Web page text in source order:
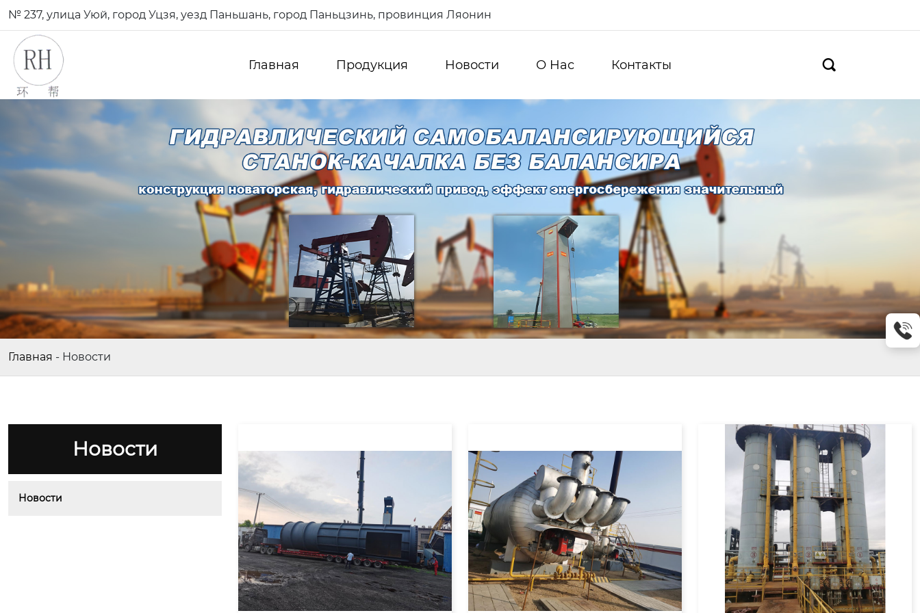
№ 237, улица Уюй, город Уцзя, уезд Паньшань, город Паньцзинь, провинция Ляонин
Главная Продукция Новости О Hас Контакты 
Главная - Новости
Новости
Новости